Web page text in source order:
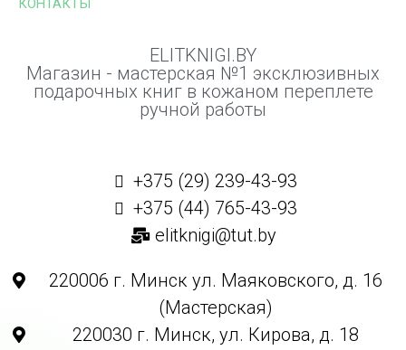
КОНТАКТЫ
ELITKNIGI.BY
Магазин - мастерская №1 эксклюзивных
подарочных книг в кожаном переплете
ручной работы
+375 (29) 239-43-93
+375 (44) 765-43-93
elitknigi@tut.by
220006 г. Минск ул. Маяковского, д. 16
(Мастерская)
220030 г. Минск, ул. Кирова, д. 18